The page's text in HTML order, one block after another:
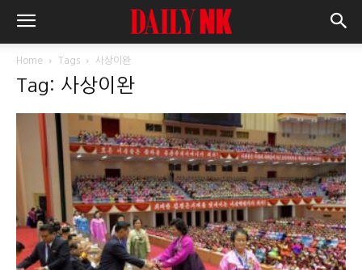
Home Tags 사상이완
Tag: 사상이완